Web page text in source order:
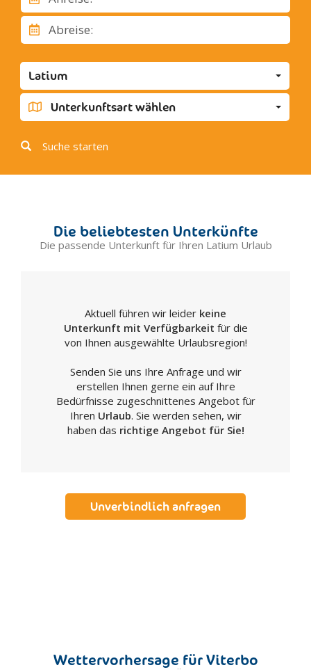
Bomarzo
Capodimonte
Caprarola
Cassino
Castel Gandolfo
Cerveteri
Cittaducale
Civita Castellana
Corchiano
Ferentino
Frascati
Genazzano
Genzano di Roma
Greccio
Isola del Liri
Montalto Di Castro
Abreise:
Latium
Unterkunftsart wählen
Suche starten
Die beliebtesten Unterkünfte
Die passende Unterkunft für Ihren Latium Urlaub
Aktuell führen wir leider keine
Unterkunft mit Verfügbarkeit für die
von Ihnen ausgewählte Urlaubsregion!
Senden Sie uns Ihre Anfrage und wir
erstellen Ihnen gerne ein auf Ihre
Bedürfnisse zugeschnittenes Angebot für
Ihren Urlaub. Sie werden sehen, wir
haben das richtige Angebot für Sie!
Unverbindlich anfragen
Wettervorhersage für Viterbo